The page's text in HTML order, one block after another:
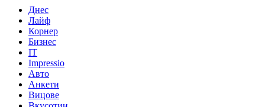
Днес
Лайф
Корнер
Бизнес
IT
Impressio
Авто
Анкети
Вицове